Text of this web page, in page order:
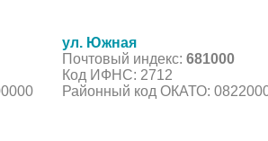
ул. Южная
Почтовый индекс: 681000
Код ИФНС: 2712
Районный код ОКАТО: